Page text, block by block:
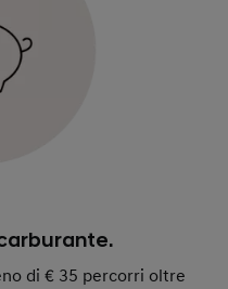
di € 35 percorri oltre